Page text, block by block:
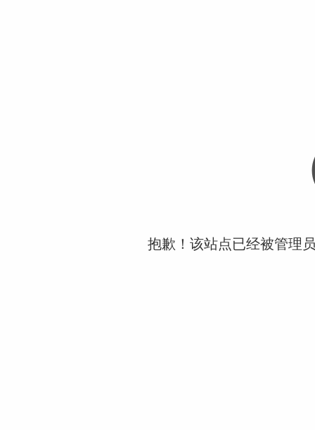
抱歉！该站点已经被管理